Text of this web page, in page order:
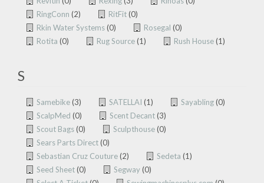
RingConn (2) RitFit(0)
Rkin Water Systems(0) Rosegal (0)
Rotita (0) Rug Source(1) Rush House(1)
S
Samebike(3) SATELLAI (1) Sayabling(0)
ScalpMed (0) Scent Decant(3)
Scout Bags(0) Sculpthouse(0)
Sears Parts Direct(0)
Sebastian Cruz Couture(2) Sedeta (1)
Seed Sheet(0) Segway(0)